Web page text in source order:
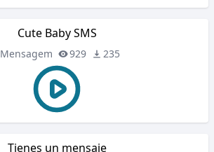
Cute Baby SMS
Mensagem 929 235
Tienes un mensaje